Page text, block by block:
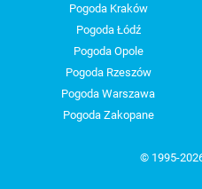
Pogoda Kraków
Pogoda Łódź
Pogoda Opole
Pogoda Rzeszów
Pogoda Warszawa
Pogoda Zakopane
© 1995-